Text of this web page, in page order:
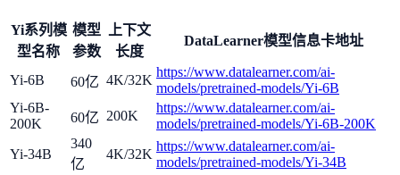
Yi系列模
型名称
模型
参数
上下文
长度
DataLearner模型信息卡地址
Yi-6B 60亿 4K/32K
https://www.datalearner.com/ai-
models/pretrained-models/Yi-6B
Yi-6B-
200K
60亿 200K
https://www.datalearner.com/ai-
models/pretrained-models/Yi-6B-200K
Yi-34B
340
亿
4K/32K
https://www.datalearner.com/ai-
models/pretrained-models/Yi-34B